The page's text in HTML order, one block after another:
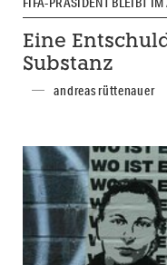
Eine
Substanz
andreas rüttenauer